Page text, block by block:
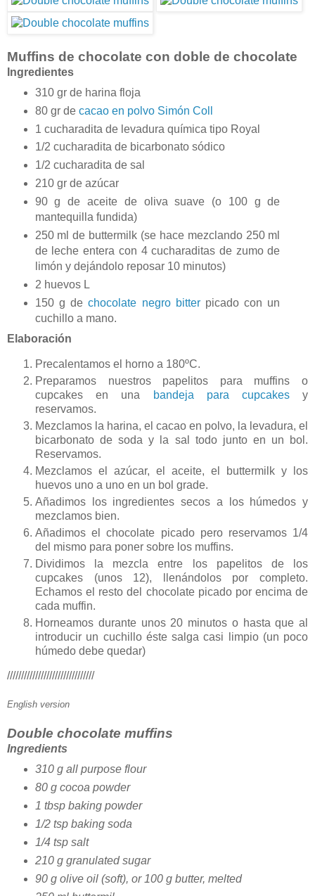
Muffins de chocolate con doble de chocolate
Ingredientes
310 gr de harina floja
80 gr de cacao en polvo Simón Coll
1 cucharadita de levadura química tipo Royal
1/2 cucharadita de bicarbonato sódico
1/2 cucharadita de sal
210 gr de azúcar
90 g de aceite de oliva suave (o 100 g de
mantequilla fundida)
250 ml de buttermilk (se hace mezclando 250 ml
de leche entera con 4 cucharaditas de zumo de
limón y dejándolo reposar 10 minutos)
2 huevos L
150 g dechocolate negro bitterpicado con un
cuchillo a mano.
Elaboración
Precalentamos el horno a 180ºC.
Preparamos nuestros papelitos para muffins o
cupcakes en una
bandeja para cupcakesy
reservamos.
Mezclamos la harina, el cacao en polvo, la levadura, el
bicarbonato de soda y la sal todo junto en un bol.
Reservamos.
Mezclamos el azúcar, el aceite, el buttermilk y los
huevos uno a uno en un bol grade.
Añadimos los ingredientes secos a los húmedos y
mezclamos bien.
Añadimos el chocolate picado pero reservamos 1/4
del mismo para poner sobre los muffins.
Dividimos la mezcla entre los papelitos de los
cupcakes (unos 12), llenándolos por completo.
Echamos el resto del chocolate picado por encima de
cada muffin.
Horneamos durante unos 20 minutos o hasta que al
introducir un cuchillo éste salga casi limpio (un poco
húmedo debe quedar)
///////////////////////////////
English version
Double chocolate muffins
Ingredients
310 g all purpose flour
80 g cocoa powder
1 tbsp baking powder
1/2 tsp baking soda
1/4 tsp salt
210 g granulated sugar
90 g olive oil (soft), or 100 g butter, melted